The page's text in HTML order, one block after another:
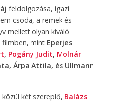
feldolgozása, igazi
csoda, a remek és
mellett olyan kiváló
filmben, mint Eperjes
, Pogány Judit, Molnár
Árpa Attila, és Ullmann
közül két szereplő, Balázs